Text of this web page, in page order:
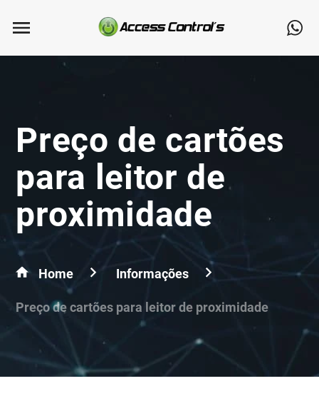
Preço de cartões
para leitor de
proximidade
Home Informações
Preço de cartões para leitor de proximidade